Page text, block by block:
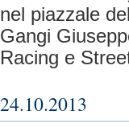
nel piazzale
Gangi
Racing e
24.10.2013